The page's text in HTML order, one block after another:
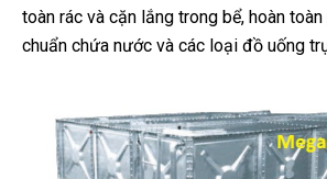
toàn rác và cặn lắng trong bể, hoàn
chuẩn chứa nước và các loại đồ uống